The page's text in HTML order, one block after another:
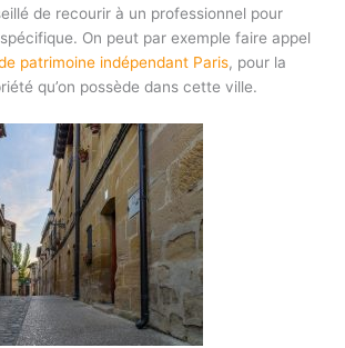
de recourir à un professionnel pour
On peut par exemple faire appel
patrimoine indépendant Paris, pour la
qu’on possède dans cette ville.